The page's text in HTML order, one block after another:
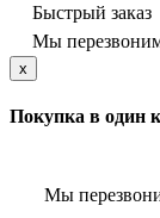
Быстрый заказ
Мы
x
Покупка в один
Мы